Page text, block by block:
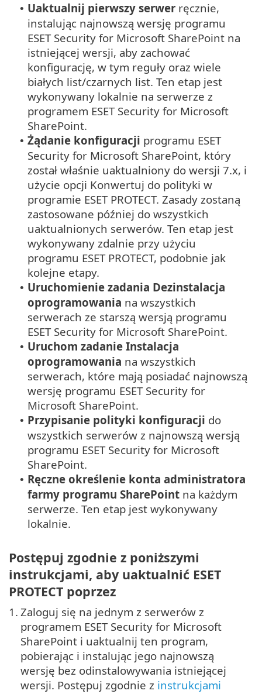
• Uaktualnij pierwszy serwer ręcznie,
instalując najnowszą wersję programu
ESET Security for Microsoft SharePoint na
istniejącej wersji, aby zachować
konfigurację, w tym reguły oraz wiele
białych list/czarnych list. Ten etap jest
wykonywany lokalnie na serwerze z
programem ESET Security for Microsoft
SharePoint.
• Żądanie konfiguracji programu ESET
Security for Microsoft SharePoint, który
został właśnie uaktualniony do wersji 7.x, i
użycie opcji Konwertuj do polityki w
programie ESET PROTECT. Zasady zostaną
zastosowane później do wszystkich
uaktualnionych serwerów. Ten etap jest
wykonywany zdalnie przy użyciu
programu ESET PROTECT, podobnie jak
kolejne etapy.
• Uruchomienie zadania Dezinstalacja
oprogramowania na wszystkich
serwerach ze starszą wersją programu
ESET Security for Microsoft SharePoint.
• Uruchom zadanie Instalacja
oprogramowania na wszystkich
serwerach, które mają posiadać najnowszą
wersję programu ESET Security for
Microsoft SharePoint.
• Przypisanie polityki konfiguracji do
wszystkich serwerów z najnowszą wersją
programu ESET Security for Microsoft
SharePoint.
• Ręczne określenie konta administratora
farmy programu SharePoint na każdym
serwerze. Ten etap jest wykonywany
lokalnie.
Postępuj zgodnie z poniższymi
instrukcjami, aby uaktualnić ESET
PROTECT poprzez
1. Zaloguj się na jednym z serwerów z
programem ESET Security for Microsoft
SharePoint i uaktualnij ten program,
pobierając i instalując jego najnowszą
wersję bez odinstalowywania istniejącej
wersji. Postępuj zgodnie z instrukcjami